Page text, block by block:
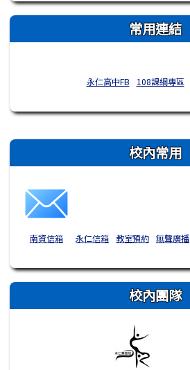
常用連結
永仁高中FB 108課綱專區
右邊區域內容 校內常用
南資信箱 永仁信箱 教室預約 無聲廣播
校內團隊